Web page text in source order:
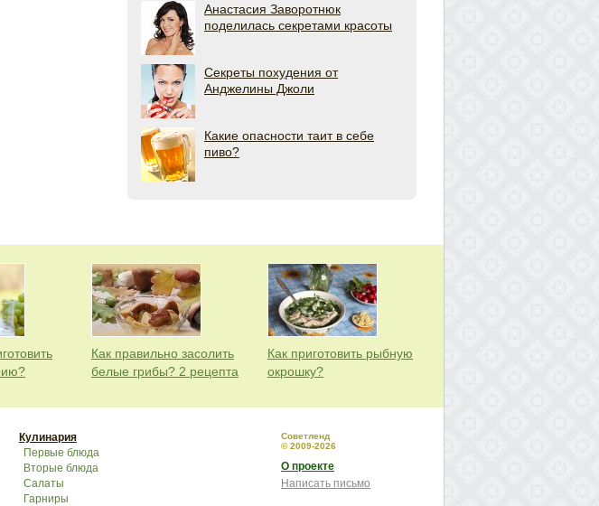
Анастасия Заворотнюк
поделилась секретами красоты
Секреты похудения от
Анджелины Джоли
Какие опасности таит в себе
пиво?
Как правильно засолить
белые грибы? 2 рецепта
Как приготовить рыбную
окрошку?
Кулинария
Первые блюда
Вторые блюда
Салаты
Гарниры
Советленд
© 2009-2026
О проекте
Написать письмо